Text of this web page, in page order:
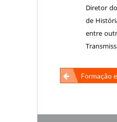
Diretor
de
entre
Post
Formação